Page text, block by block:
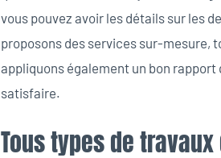
vous pouvez avoir les détails sur les
proposons des services sur-mesure,
appliquons également un bon
satisfaire.
Tous types de